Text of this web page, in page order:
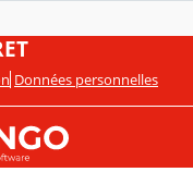
Données personnelles